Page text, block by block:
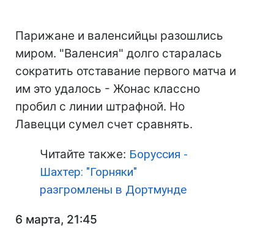
Парижане и валенсийцы разошлись
миром. "Валенсия" долго старалась
сократить отставание первого матча и
им это удалось - Жонас классно
пробил с линии штрафной. Но
Лавецци сумел счет сравнять.
Читайте также: Боруссия -
Шахтер: "Горняки"
разгромлены в Дортмунде
6 марта, 21:45